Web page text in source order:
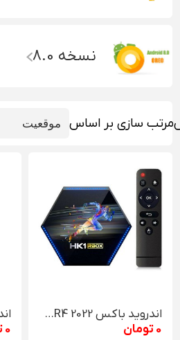
نسخه 8.0
مرتب سازی بر اساس
اندروید باکس HK1 RBOX R2 DDR4 2022
0 تومان
0 تومان